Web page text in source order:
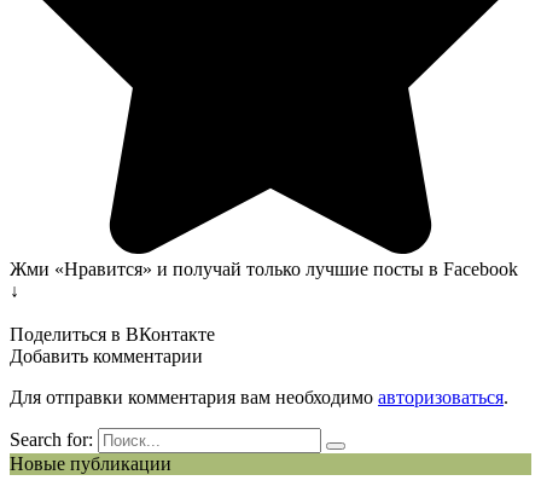
Жми «Нравится» и получай только лучшие посты в Facebook
↓
Поделиться в ВКонтакте
Добавить комментарии
Для отправки комментария вам необходимо авторизоваться.
Search for:
Новые публикации